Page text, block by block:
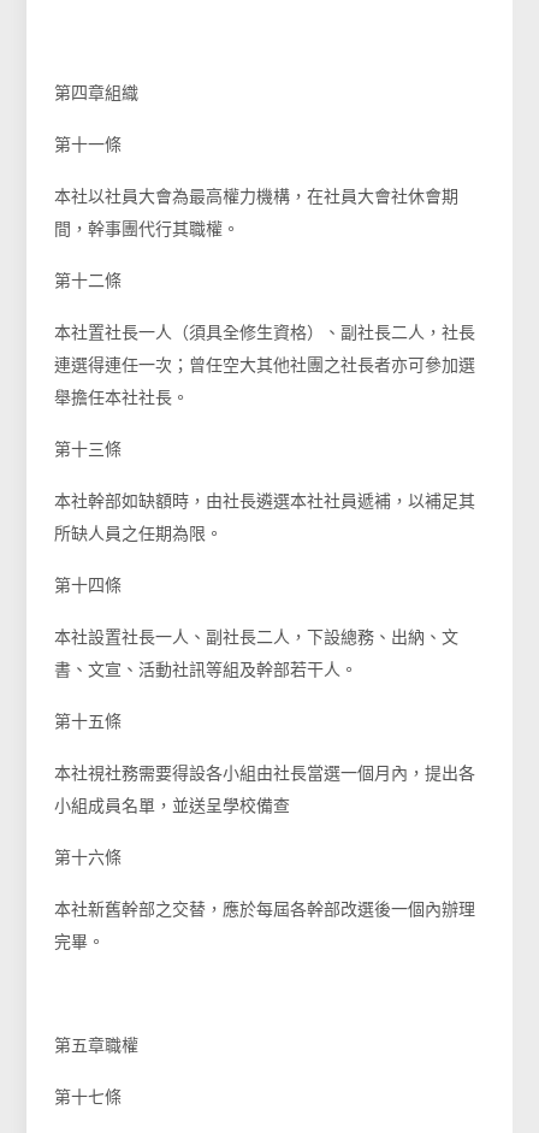
第四章組織
第十一條
本社以社員大會為最高權力機構，在社員大會社休會期
間，幹事團代行其職權。
第十二條
本社置社長一人（須具全修生資格）、副社長二人，社長
連選得連任一次；曾任空大其他社團之社長者亦可參加選
舉擔任本社社長。
第十三條
本社幹部如缺額時，由社長遴選本社社員遞補，以補足其
所缺人員之任期為限。
第十四條
本社設置社長一人、副社長二人，下設總務、出納、文
書、文宣、活動社訊等組及幹部若干人。
第十五條
本社視社務需要得設各小組由社長當選一個月內，提出各
小組成員名單，並送呈學校備查
第十六條
本社新舊幹部之交替，應於每屆各幹部改選後一個內辦理
完畢。
第五章職權
第十七條